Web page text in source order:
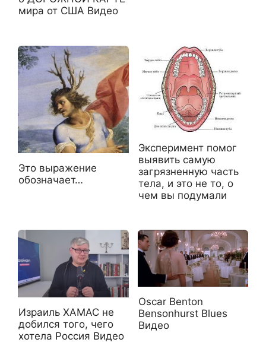
мира от США Видео
Это выражение
обозначает…
Эксперимент помог
выявить самую
загрязненную часть
тела, и это не то, о
чем вы подумали
Израиль ХАМАС не
добился того, чего
хотела Россия Видео
Oscar Benton
Bensonhurst Blues
Видео